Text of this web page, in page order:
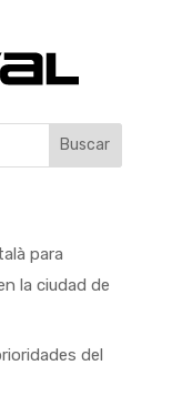
Buscar
para
la ciudad de
del